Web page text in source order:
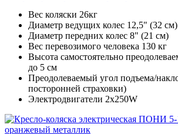
Вес коляски 26кг
Диаметр ведущих колес 12,5" (32 см)
Диаметр передних колес 8" (21 см)
Вес перевозимого человека 130 кг
Высота самостоятельно
до 5 см
Преодолеваемый угол подъема/
посторонней страховки)
Электродвигатели 2х250W